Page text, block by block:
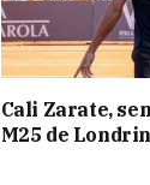
Cali Zarate,
M25 de